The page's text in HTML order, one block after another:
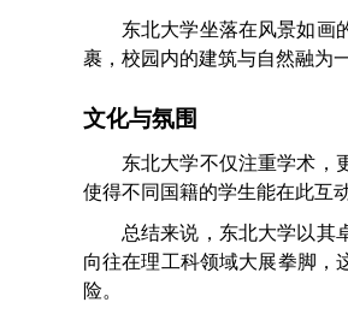
东北大学坐落在风景如画
裹，校园内的建筑与自然融为
文化与氛围
东北大学不仅注重学术，
使得不同国籍的学生能在此互
总结来说，东北大学以其
向往在理工科领域大展拳脚，
险。